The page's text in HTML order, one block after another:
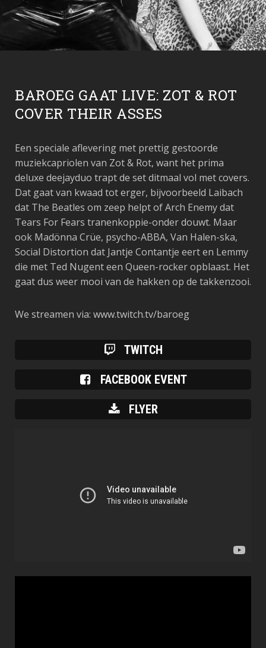
BAROEG GAAT LIVE: ZOT & ROT
COVER THEIR ASSES
Een speciale aflevering met prettig gestoorde
muziekcapriolen van Zot & Rot, want het prima
deluxe deejayduo trapt de set ditmaal vol met covers.
Dat gaat van kwaad tot erger, bijvoorbeeld Laibach
dat The Beatles om zeep helpt of Arch Enemy dat
Tears For Fears tranenkoppie-onder douwt. Maar
ook Madönna Crüe, psycho-ABBA, Van Halen-ska,
Social Distortion dat Jantje Contantje eert en Lemmy
die met Ted Nugent een Queen-rocker opblaast. Het
gaat dus weer mooi van de hakken op de takkenzooi.
We streamen via: www.twitch.tv/baroeg
TWITCH
FACEBOOK EVENT
FLYER